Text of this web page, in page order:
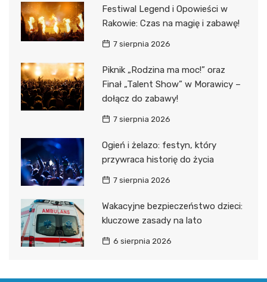
Festiwal Legend i Opowieści w
Rakowie: Czas na magię i zabawę!
7 sierpnia 2026
Piknik „Rodzina ma moc!” oraz
Finał „Talent Show” w Morawicy –
dołącz do zabawy!
7 sierpnia 2026
Ogień i żelazo: festyn, który
przywraca historię do życia
7 sierpnia 2026
Wakacyjne bezpieczeństwo dzieci:
kluczowe zasady na lato
6 sierpnia 2026